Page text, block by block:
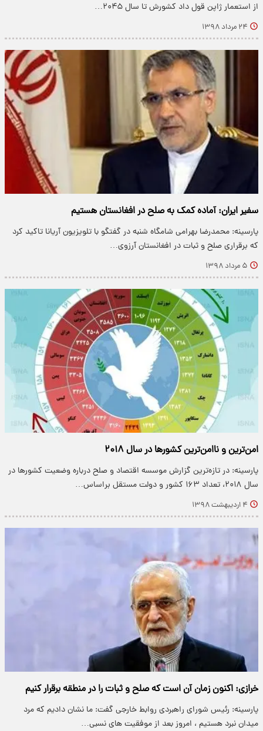
از استعمار ژاپن قول داد کشورش تا سال ۲۰۴۵…
۲۴ مرداد ۱۳۹۸
سفیر ایران: آماده کمک به صلح در افغانستان هستیم
پارسینه: محمدرضا بهرامی شامگاه شنبه در گفتگو با تلویزیون آریانا تاکید کرد
که برقراری صلح و ثبات در افغانستان آرزوی…
۵ مرداد ۱۳۹۸
امن‌ترین و ناامن‌ترین کشورها در سال ۲۰۱۸
پارسینه: در تازه‌ترین گزارش موسسه اقتصاد و صلح درباره وضعیت کشورها در
سال ۲۰۱۸، تعداد ۱۶۳ کشور و دولت مستقل براساس…
۴ اردیبهشت ۱۳۹۸
خرازی: اکنون زمان آن است که صلح و ثبات را در منطقه برقرار کنیم
پارسینه: رئیس شورای راهبردی روابط خارجی گفت: ما نشان دادیم که مرد
میدان نبرد هستیم ، امروز بعد از موفقیت های نسبی…